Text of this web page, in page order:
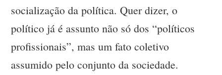
socialização da política. Quer dizer, o
político já é assunto não só dos “políticos
profissionais”, mas um fato coletivo
assumido pelo conjunto da sociedade.